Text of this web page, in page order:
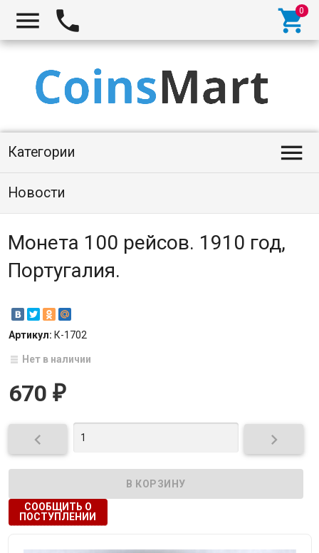
  
Категории 
Новости
Монета 100 рейсов. 1910 год,
Португалия.
Артикул: К-1702
Нет в наличии
670 ₽
 
СООБЩИТЬ О
ПОСТУПЛЕНИИ